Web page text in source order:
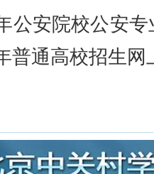
安院校公安专
普通高校招生